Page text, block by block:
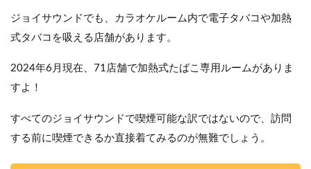
ジョイサウンドでも、カラオケルーム内で電子タバコや加熱
式タバコを吸える店舗があります。
2024年6月現在、71店舗で加熱式たばこ専用ルームがありま
すよ！
すべてのジョイサウンドで喫煙可能な訳ではないので、訪問
する前に喫煙できるか直接着てみるのが無難でしょう。